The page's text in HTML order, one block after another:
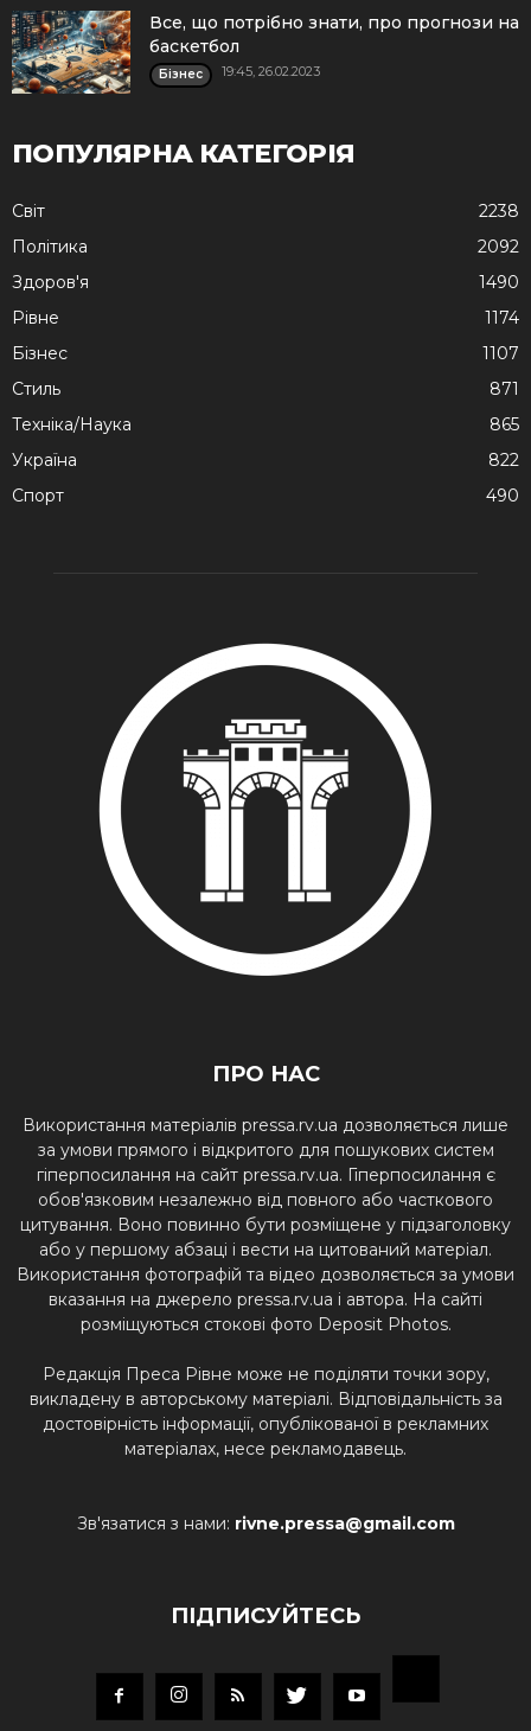
Все, що потрібно знати, про прогнози на
баскетбол
Бізнес 19:45, 26.02.2023
ПОПУЛЯРНА КАТЕГОРІЯ
Cвіт
2238
Політика
2092
Здоров'я
1490
Рівне
1174
Бізнес
1107
Стиль
871
Техніка/Наука
865
Україна
822
Спорт
490
ПРО НАС
Використання матеріалів pressa.rv.ua дозволяється лише
за умови прямого і відкритого для пошукових систем
гіперпосилання на сайт pressa.rv.ua. Гіперпосилання є
обов'язковим незалежно від повного або часткового
цитування. Воно повинно бути розміщене у підзаголовку
або у першому абзаці і вести на цитований матеріал.
Використання фотографій та відео дозволяється за умови
вказання на джерело pressa.rv.ua і автора. На сайті
розміщуються стокові фото Deposit Photos.
Редакція Преса Рівне може не поділяти точки зору,
викладену в авторському матеріалі. Відповідальність за
достовірність інформації, опублікованої в рекламних
матеріалах, несе рекламодавець.
Зв'язатися з нами: rivne.pressa@gmail.com
ПІДПИСУЙТЕСЬ